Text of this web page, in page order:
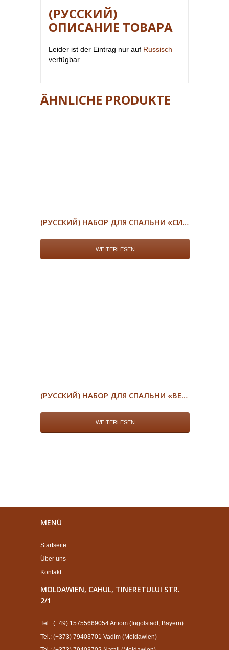
(РУССКИЙ)
ОПИСАНИЕ ТОВАРА
Leider ist der Eintrag nur auf Russisch
verfügbar.
ÄHNLICHE PRODUKTE
(РУССКИЙ) НАБОР ДЛЯ СПАЛЬНИ «СИЛЬВИЯ»
WEITERLESEN
(РУССКИЙ) НАБОР ДЛЯ СПАЛЬНИ «ВЕРОНА»
WEITERLESEN
MENÜ
Startseite
Über uns
Kontakt
MOLDAWIEN, CAHUL, TINERETULUI STR.
2/1
Tel.: (+49) 15755669054 Artiom (Ingolstadt, Bayern)
Tel.: (+373) 79403701 Vadim (Moldawien)